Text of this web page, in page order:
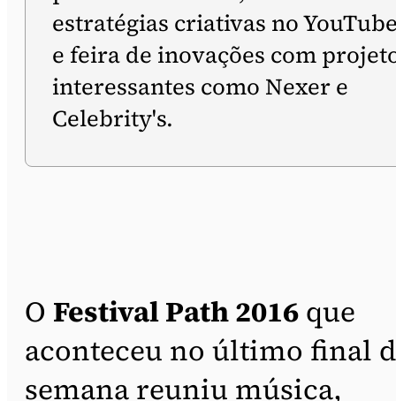
estratégias criativas no
e feira de inovações com
interessantes como Nexer e
Celebrity's.
O Festival Path 2016 que
aconteceu no último final
semana reuniu música,